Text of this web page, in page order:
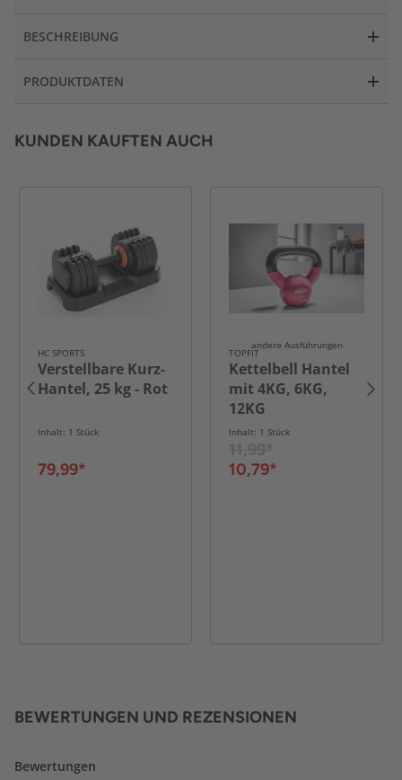
BESCHREIBUNG
PRODUKTDATEN
KUNDEN KAUFTEN AUCH
HC SPORTS
Verstellbare Kurz-
Hantel, 25 kg - Rot
Inhalt: 1 Stück
79,99*
andere Ausführungen
TOPFIT
Kettelbell Hantel
mit 4KG, 6KG,
12KG
Inhalt: 1 Stück
10,79*
BEWERTUNGEN UND REZENSIONEN
Bewertungen